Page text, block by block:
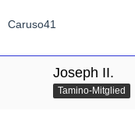
Caruso41
Joseph II.
Tamino-Mitglied